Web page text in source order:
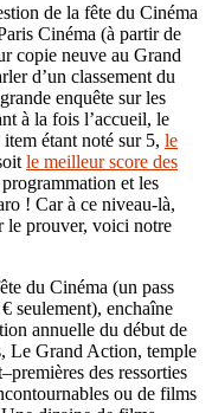
de la fête du Cinéma
Cinéma (à partir de
copie neuve au Grand
d’un classement du
enquête sur les
à la fois l’accueil, le
étant noté sur 5, le
le meilleur score des
et les
! Car à ce niveau-là,
le prouver, voici notre
du Cinéma (un pass
seulement), enchaîne
annuelle du début de
Le Grand Action, temple
des ressorties
ou de films